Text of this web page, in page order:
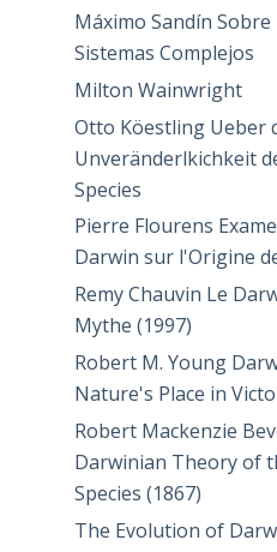
Máximo Sandín
Sistemas Complejos
Milton Wainwright
Otto Köestling Ueber
Unveränderlkichkeit
Species
Pierre Flourens
Darwin sur l'Origine
Remy Chauvin Le
Mythe (1997)
Robert M. Young
Nature's Place in
Robert Mackenzie
Darwinian Theory of
Species (1867)
The Evolution of